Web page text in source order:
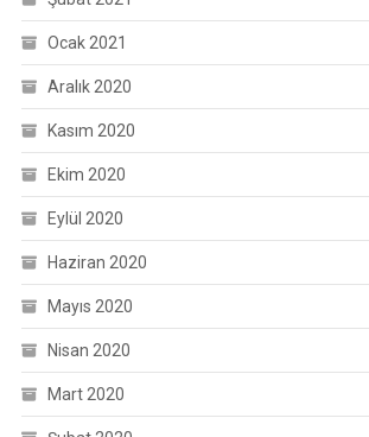
Ocak 2021
Aralık 2020
Kasım 2020
Ekim 2020
Eylül 2020
Haziran 2020
Mayıs 2020
Nisan 2020
Mart 2020